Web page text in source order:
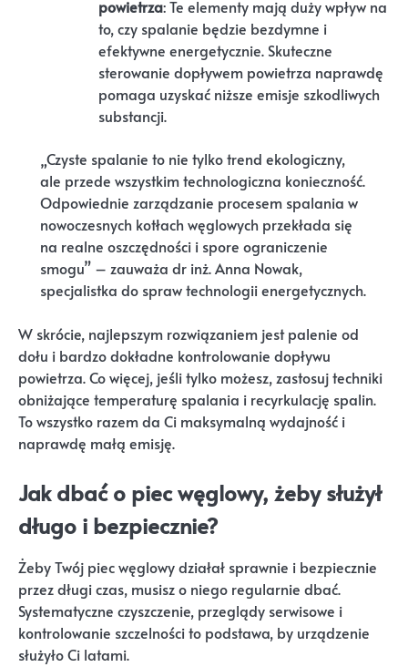
powietrza: Te elementy mają duży wpływ na
to, czy spalanie będzie bezdymne i
efektywne energetycznie. Skuteczne
sterowanie dopływem powietrza naprawdę
pomaga uzyskać niższe emisje szkodliwych
substancji.
„Czyste spalanie to nie tylko trend ekologiczny,
ale przede wszystkim technologiczna konieczność.
Odpowiednie zarządzanie procesem spalania w
nowoczesnych kotłach węglowych przekłada się
na realne oszczędności i spore ograniczenie
smogu” – zauważa dr inż. Anna Nowak,
specjalistka do spraw technologii energetycznych.
W skrócie, najlepszym rozwiązaniem jest palenie od
dołu i bardzo dokładne kontrolowanie dopływu
powietrza. Co więcej, jeśli tylko możesz, zastosuj techniki
obniżające temperaturę spalania i recyrkulację spalin.
To wszystko razem da Ci maksymalną wydajność i
naprawdę małą emisję.
Jak dbać o piec węglowy, żeby służył
długo i bezpiecznie?
Żeby Twój piec węglowy działał sprawnie i bezpiecznie
przez długi czas, musisz o niego regularnie dbać.
Systematyczne czyszczenie, przeglądy serwisowe i
kontrolowanie szczelności to podstawa, by urządzenie
służyło Ci latami.